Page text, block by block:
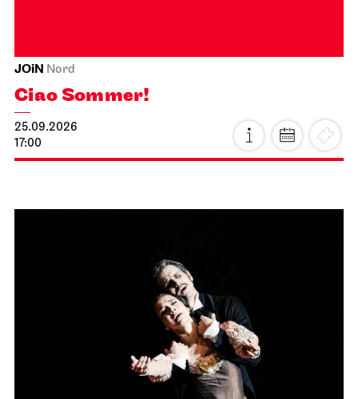
JOiN Nord
Ciao Sommer!
25.09.2026
17:00